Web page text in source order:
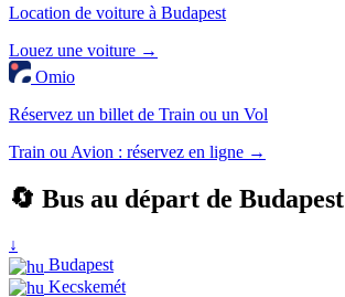
Location de voiture à Budapest
Louez une voiture →
Omio
Réservez un billet de Train ou un Vol
Train ou Avion : réservez en ligne →
🔄 Bus au départ de Budapest
↓
Budapest
Kecskemét